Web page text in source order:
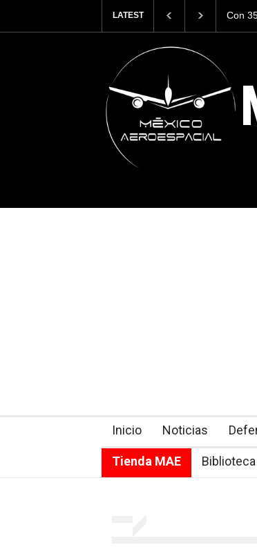
LATEST
el AIFA está entre los aeropuertos con
Se
Inicio Noticias
Tienda MAE Biblioteca